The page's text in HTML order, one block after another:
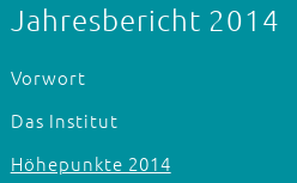
Jahresbericht 2014
Vorwort
Das Institut
Höhepunkte 2014